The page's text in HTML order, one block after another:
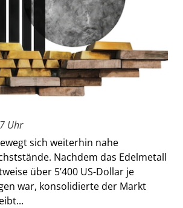
Uhr
sich weiterhin nahe
Nachdem das Edelmetall
über 5’400 US-Dollar je
war, konsolidierte der Markt